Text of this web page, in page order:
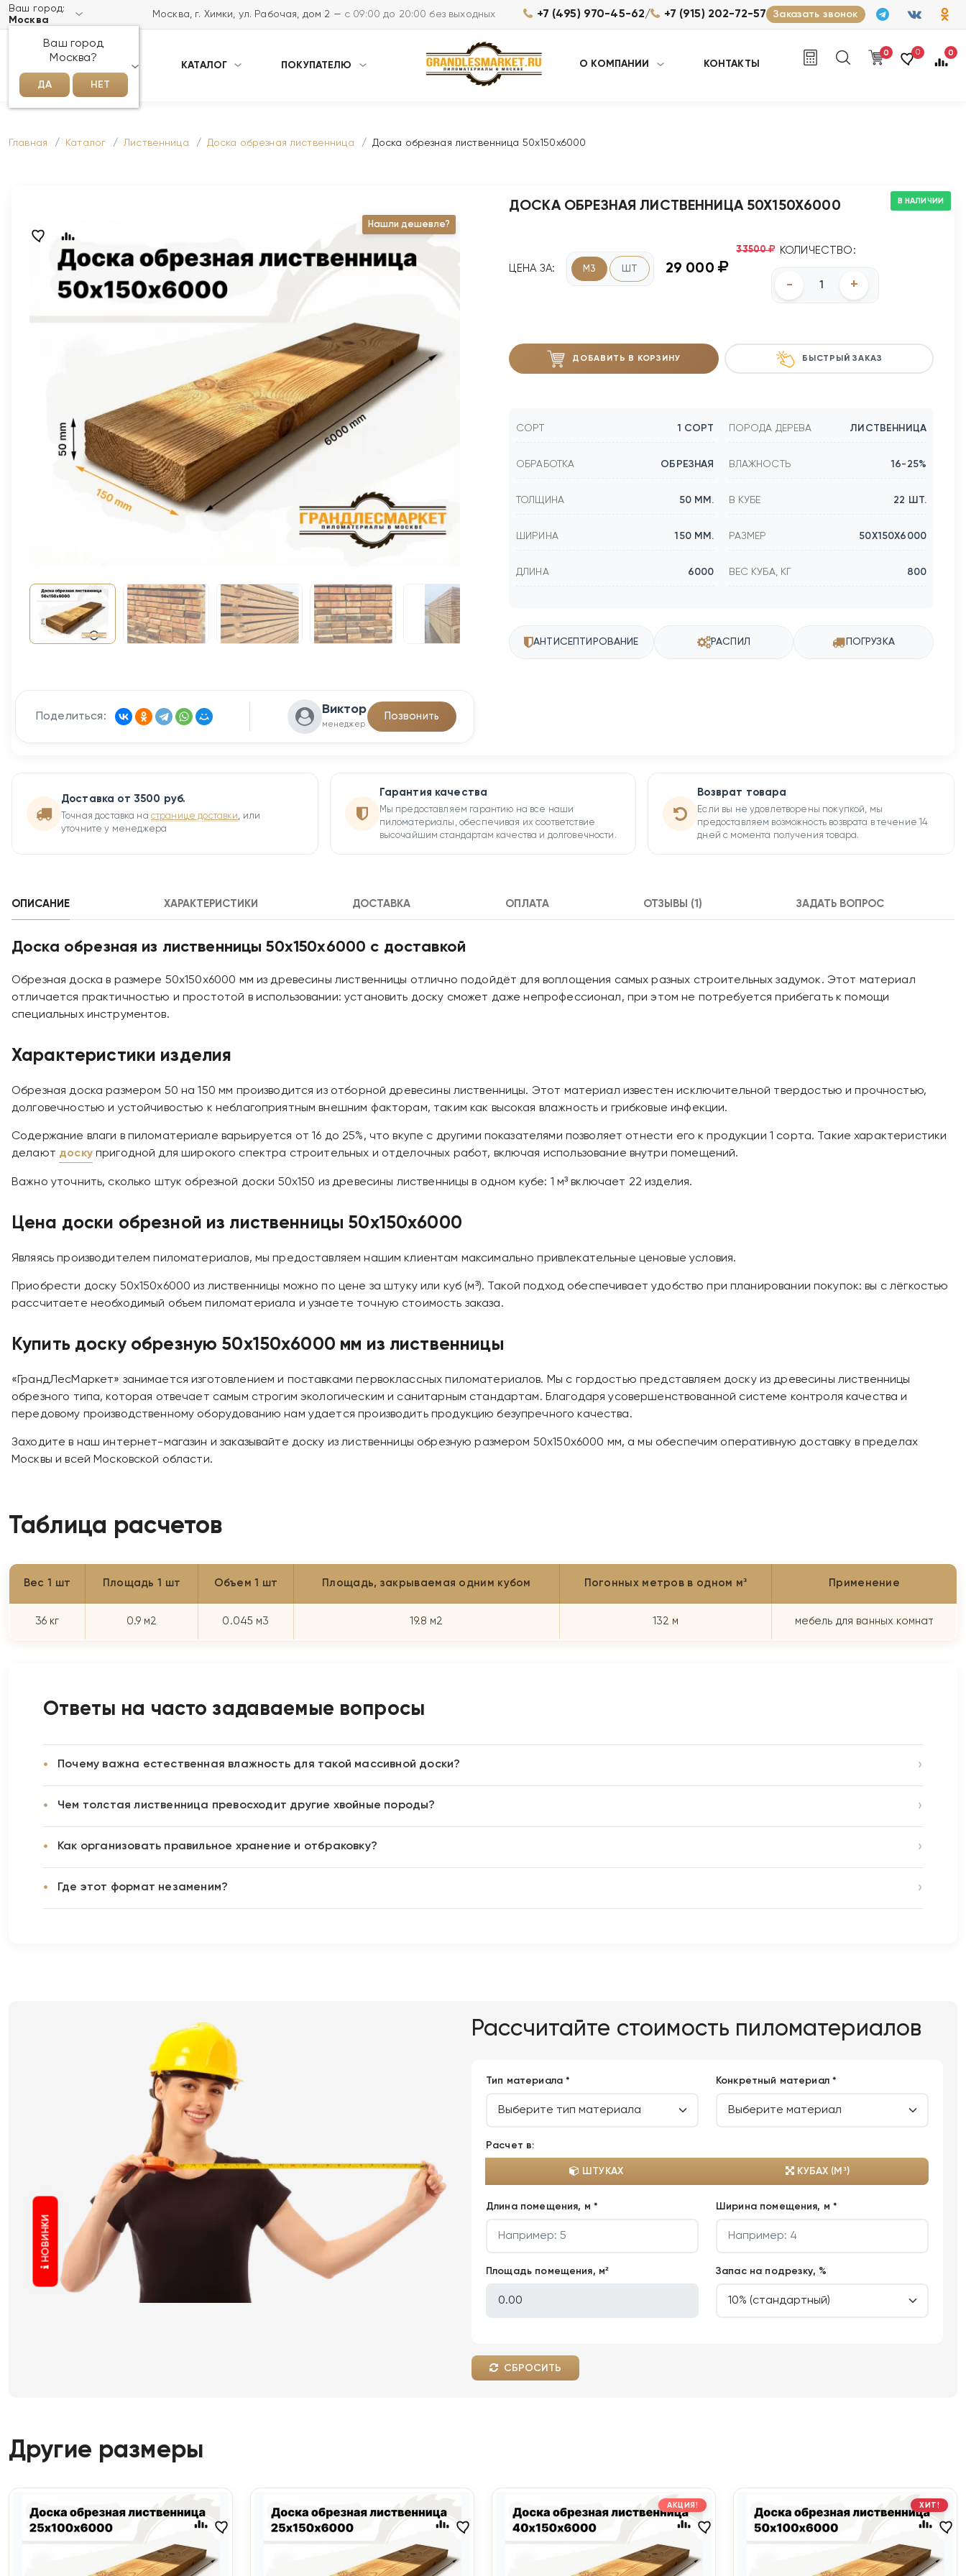
Ваш город:
Москва
Ваш город
Москва?
ДА НЕТ
Москва, г. Химки, ул. Рабочая, дом 2 — с 09:00 до 20:00 без выходных +7 (495) 970-45-62/ +7 (915) 202-72-57 Заказать звонок
КАТАЛОГ ПОКУПАТЕЛЮ О КОМПАНИИ КОНТАКТЫ
0 0 0
Главная Каталог Лиственница Доска обрезная лиственница Доска обрезная лиственница 50х150х6000
Нашли дешевле?
В НАЛИЧИИ
Поделиться:
Виктор
менеджер
Позвонить
ДОСКА ОБРЕЗНАЯ ЛИСТВЕННИЦА 50Х150Х6000
ЦЕНА ЗА: М3 ШТ 29 000
33500 КОЛИЧЕСТВО:
- +
ДОБАВИТЬ В КОРЗИНУ БЫСТРЫЙ ЗАКАЗ
СОРТ 1 СОРТ ПОРОДА ДЕРЕВА ЛИСТВЕННИЦА
ОБРАБОТКА ОБРЕЗНАЯ ВЛАЖНОСТЬ 16-25%
ТОЛЩИНА 50 ММ. В КУБЕ 22 ШТ.
ШИРИНА 150 ММ. РАЗМЕР 50Х150Х6000
ДЛИНА 6000 ВЕС КУБА, КГ 800
АНТИСЕПТИРОВАНИЕ РАСПИЛ ПОГРУЗКА
Доставка от 3500 руб.
Точная доставка на странице доставки, или
уточните у менеджера
Гарантия качества
Мы предоставляем гарантию на все наши
пиломатериалы, обеспечивая их соответствие
высочайшим стандартам качества и долговечности.
Возврат товара
Если вы не удовлетворены покупкой, мы
предоставляем возможность возврата в течение 14
дней с момента получения товара.
ОПИСАНИЕ ХАРАКТЕРИСТИКИ ДОСТАВКА ОПЛАТА ОТЗЫВЫ (1) ЗАДАТЬ ВОПРОС
Доска обрезная из лиственницы 50х150х6000 с доставкой
Обрезная доска в размере 50х150х6000 мм из древесины лиственницы отлично подойдёт для воплощения самых разных строительных задумок. Этот материал
отличается практичностью и простотой в использовании: установить доску сможет даже непрофессионал, при этом не потребуется прибегать к помощи
специальных инструментов.
Характеристики изделия
Обрезная доска размером 50 на 150 мм производится из отборной древесины лиственницы. Этот материал известен исключительной твердостью и прочностью,
долговечностью и устойчивостью к неблагоприятным внешним факторам, таким как высокая влажность и грибковые инфекции.
Содержание влаги в пиломатериале варьируется от 16 до 25%, что вкупе с другими показателями позволяет отнести его к продукции 1 сорта. Такие характеристики
делают доскупригодной для широкого спектра строительных и отделочных работ, включая использование внутри помещений.
Важно уточнить, сколько штук обрезной доски 50х150 из древесины лиственницы в одном кубе: 1 м³ включает 22 изделия.
Цена доски обрезной из лиственницы 50х150х6000
Являясь производителем пиломатериалов, мы предоставляем нашим клиентам максимально привлекательные ценовые условия.
Приобрести доску 50х150х6000 из лиственницы можно по цене за штуку или куб (м³). Такой подход обеспечивает удобство при планировании покупок: вы с лёгкостью
рассчитаете необходимый объем пиломатериала и узнаете точную стоимость заказа.
Купить доску обрезную 50х150х6000 мм из лиственницы
«ГрандЛесМаркет» занимается изготовлением и поставками первоклассных пиломатериалов. Мы с гордостью представляем доску из древесины лиственницы
обрезного типа, которая отвечает самым строгим экологическим и санитарным стандартам. Благодаря усовершенствованной системе контроля качества и
передовому производственному оборудованию нам удается производить продукцию безупречного качества.
Заходите в наш интернет-магазин и заказывайте доску из лиственницы обрезную размером 50х150х6000 мм, а мы обеспечим оперативную доставку в пределах
Москвы и всей Московской области.
Таблица расчетов
Вес 1 шт Площадь 1 шт Объем 1 шт Площадь, закрываемая одним кубом Погонных метров в одном м³ Применение
36 кг 0.9 м2 0.045 м3 19.8 м2 132 м мебель для ванных комнат
Ответы на часто задаваемые вопросы
Почему важна естественная влажность для такой массивной доски?
Чем толстая лиственница превосходит другие хвойные породы?
Как организовать правильное хранение и отбраковку?
Где этот формат незаменим?
Рассчитайте стоимость пиломатериалов
Тип материала * Конкретный материал *
Расчет в:
ШТУКАХ КУБАХ (М³)
Длина помещения, м * Ширина помещения, м *
Площадь помещения, м² Запас на подрезку, %
СБРОСИТЬ
Другие размеры
АКЦИЯ! ХИТ!
НОВИНКИ